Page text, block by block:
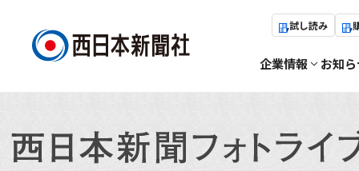
試し読み
企業情報 お知